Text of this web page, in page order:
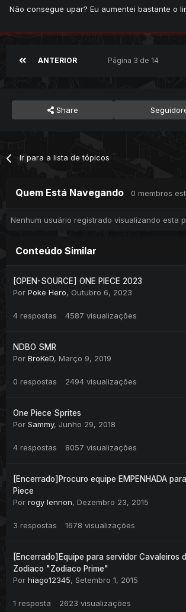
Não consegue upar? Eu aumentei bastante o
ANTERIOR Página 3 de 14
Share
Ir para a lista de tópicos
Quem Está Navegando 0 membros
Nenhum usuário registrado visualizando esta
Conteúdo Similar
[OPEN-SOURCE] ONE PIECE 2023
Por Poke Hero, Outubro 6, 2023
4 respostas 4587 visualizações
NDBO SMR
Por BroKeD, Março 9, 2019
0 respostas 2494 visualizações
One Piece Sprites
Por Sammy, Junho 29, 2018
4 respostas 8057 visualizações
[Encerrado]Procuro equipe EMPENHADA
Piece
Por rogy lennon, Dezembro 23, 2015
3 respostas 1678 visualizações
[Encerrado]Equipe para servidor Cavaleiros
Zodiaco "Zodiaco Prime"
Por hiago12345, Setembro 1, 2015
1 resposta 2623 visualizações